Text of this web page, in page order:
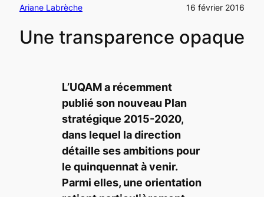
Ariane Labrèche 16 février 2016
Une transparence opaque
L’UQAM a récemment
publié son nouveau Plan
stratégique 2015-2020,
dans lequel la direction
détaille ses ambitions pour
le quinquennat à venir.
Parmi elles, une orientation